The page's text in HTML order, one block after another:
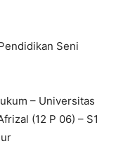
Seni
– Universitas
(12 P 06) – S1